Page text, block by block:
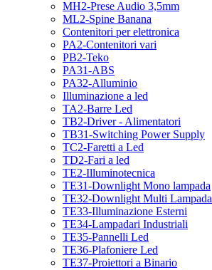
MH2-Prese Audio 3,5mm
ML2-Spine Banana
Contenitori per elettronica
PA2-Contenitori vari
PB2-Teko
PA31-ABS
PA32-Alluminio
Illuminazione a led
TA2-Barre Led
TB2-Driver - Alimentatori
TB31-Switching Power Supply
TC2-Faretti a Led
TD2-Fari a led
TE2-Illuminotecnica
TE31-Downlight Mono lampada
TE32-Downlight Multi Lampada
TE33-Illuminazione Esterni
TE34-Lampadari Industriali
TE35-Pannelli Led
TE36-Plafoniere Led
TE37-Proiettori a Binario